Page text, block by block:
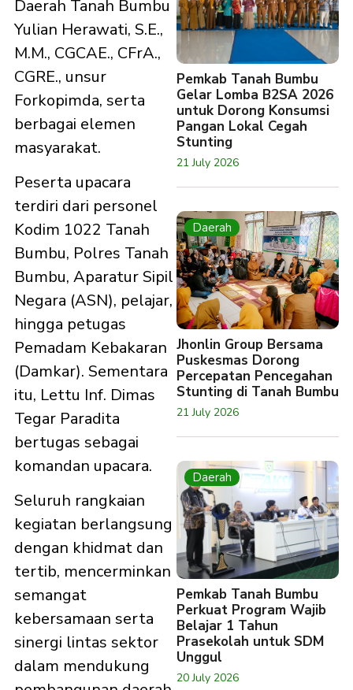
Daerah Tanah Bumbu
Yulian Herawati, S.E.,
M.M., CGCAE., CFrA.,
CGRE., unsur
Forkopimda, serta
berbagai elemen
masyarakat.
Peserta upacara
terdiri dari personel
Kodim 1022 Tanah
Bumbu, Polres Tanah
Bumbu, Aparatur Sipil
Negara (ASN), pelajar,
hingga petugas
Pemadam Kebakaran
(Damkar). Sementara
itu, Lettu Inf. Dimas
Tegar Paradita
bertugas sebagai
komandan upacara.
Seluruh rangkaian
kegiatan berlangsung
dengan khidmat dan
tertib, mencerminkan
semangat
kebersamaan serta
sinergi lintas sektor
dalam mendukung
Pemkab Tanah Bumbu
Gelar Lomba B2SA 2026
untuk Dorong Konsumsi
Pangan Lokal Cegah
Stunting
21 July 2026
Daerah
Jhonlin Group Bersama
Puskesmas Dorong
Percepatan Pencegahan
Stunting di Tanah Bumbu
21 July 2026
Daerah
Pemkab Tanah Bumbu
Perkuat Program Wajib
Belajar 1 Tahun
Prasekolah untuk SDM
Unggul
20 July 2026